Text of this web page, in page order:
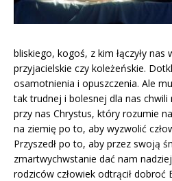
bliskiego, kogoś, z kim łączyły nas
przyjacielskie czy koleżeńskie.
osamotnienia i opuszczenia. Ale
tak trudnej i bolesnej dla nas
przy nas Chrystus, który rozumie
na ziemię po to, aby wyzwolić
Przyszedł po to, aby przez swoją
zmartwychwstanie dać nam
rodziców człowiek odtrącił dobroć